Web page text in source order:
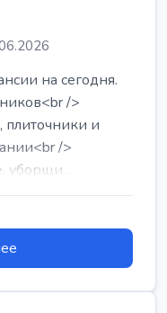
на сегодня.
/>
плиточники и
/>